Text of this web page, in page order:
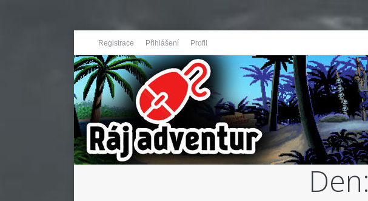
Registrace Přihlášení Profil
Den: